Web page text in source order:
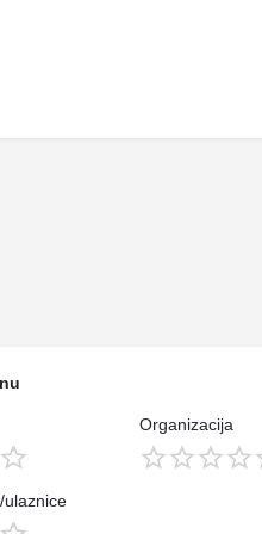
Organizacija
ulaznice